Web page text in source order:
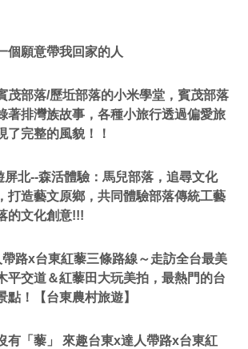
個願意帶我回家的人
部落/歷坵部落的小米學堂，賓茂部落
著排灣族故事，各種小旅行透過偏愛旅
了完整的風貌！！
北--森活體驗：馬兒部落，追尋文化
打造藝文原鄉，共同體驗部落傳統工藝
的文化創意!!!
路x台東紅藜三條路線～走訪全台最美
平交道＆紅藜田大玩美拍，最熱門的台
點！【台東農村旅遊】
有「藜」 來趣台東x達人帶路x台東紅